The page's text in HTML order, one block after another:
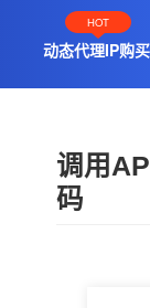
HOT
动态代理IP购买
调用
码